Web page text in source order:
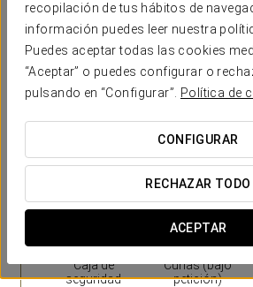
recopilación de tus hábitos de
información puedes leer nuestra
Puedes aceptar todas las cookies
“Aceptar” o puedes configurar o
pulsando en “Configurar”.
Política de
CONFIGURAR
RECHAZAR TODO
ACEPTAR
Todas ellas destacan por su elegancia,
por las modernas dotaciones
velocidad, TV satélite, escritorio, caja
en la habitación y en el baño,
en cada una de las
Habitaciones
Caja de
seguridad
Cunas (bajo
petición)